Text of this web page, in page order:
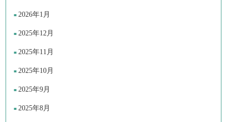
2026年1月
2025年12月
2025年11月
2025年10月
2025年9月
2025年8月